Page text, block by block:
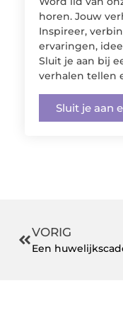
horen. Jouw
Inspireer,
ervaringen,
Sluit je aan bij
verhalen tellen
Sluit je aan
VORIG